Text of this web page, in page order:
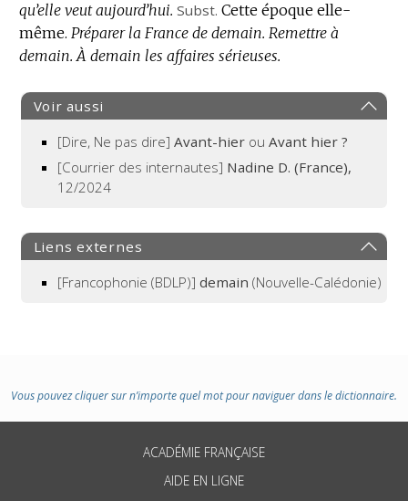
qu’elle veut aujourd’hui. Subst. Cette époque elle-
même. Préparer la France de demain. Remettre à
demain. À demain les affaires sérieuses.
Voir aussi
[Dire, Ne pas dire]Avant-hier ou Avant hier ?
[Courrier des internautes] Nadine D. (France),
12/2024
Liens externes
[Francophonie (BDLP)] demain (Nouvelle-Calédonie)
Vous pouvez cliquer sur n’importe quel mot pour naviguer dans le dictionnaire.
ACADÉMIE FRANÇAISE
AIDE EN LIGNE